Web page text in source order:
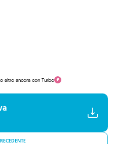
altro ancora con Turbo